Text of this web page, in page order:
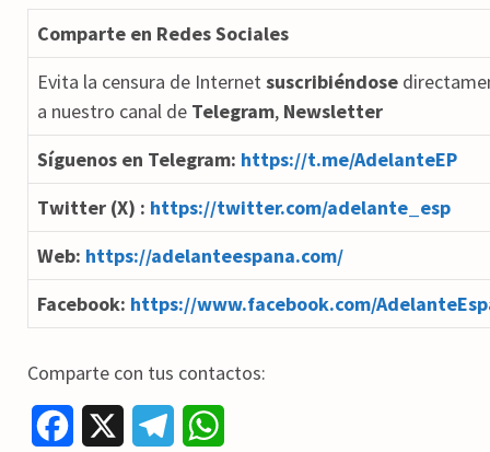
Comparte en Redes Sociales
Evita la censura de Internet suscribiéndose
a nuestro canal de Telegram, Newsletter
Síguenos en Telegram: https://t.me/AdelanteEP
Twitter (X) : https://twitter.com/adelante_esp
Web: https://adelanteespana.com/
Facebook: https://www.facebook.com/
Comparte con tus contactos: